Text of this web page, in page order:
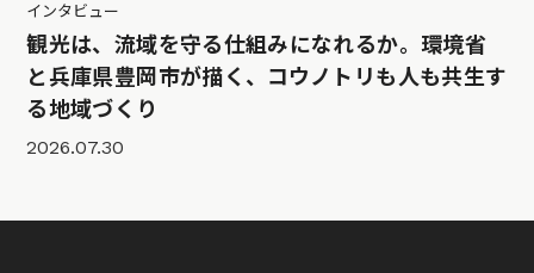
インタビュー
観光は、流域を守る仕組みになれるか。環境省
と兵庫県豊岡市が描く、コウノトリも人も共生す
る地域づくり
2026.07.30